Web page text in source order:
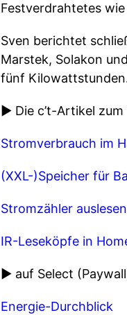
Festverdrahtetes
Sven berichtet
Marstek, Solakon
fünf
► Die c’t-Artikel
Stromverbrauch im
(XXL-)Speicher für
Stromzähler
IR-Leseköpfe in
► auf Select
Energie-Durchblick